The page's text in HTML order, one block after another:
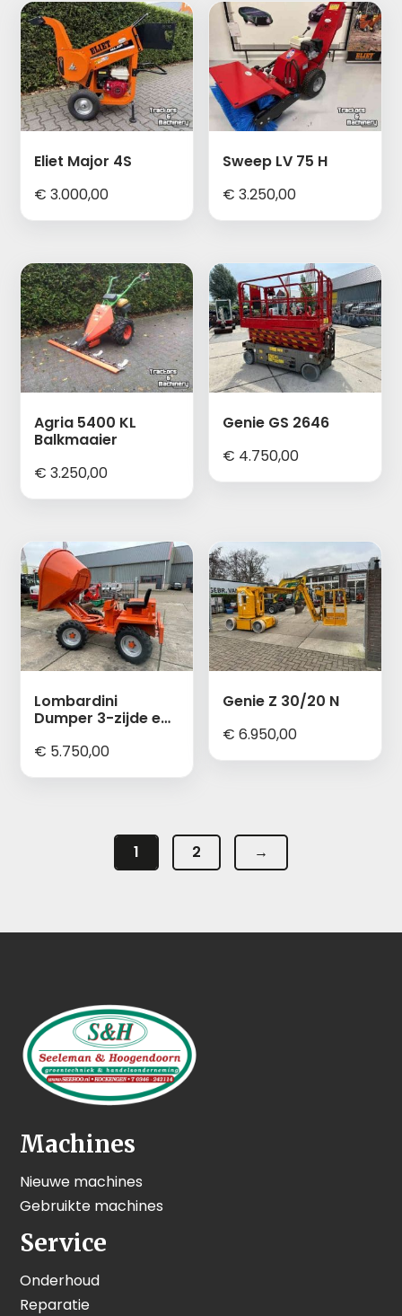
Eliet Major 4S
€ 3.000,00
Sweep LV 75 H
€ 3.250,00
Agria 5400 KL
Balkmaaier
€ 3.250,00
Genie GS 2646
€ 4.750,00
Lombardini
Dumper 3-zijde en
€ 5.750,00
Genie Z 30/20 N
€ 6.950,00
1 2 →
Machines
Nieuwe machines
Gebruikte machines
Service
Onderhoud
Reparatie